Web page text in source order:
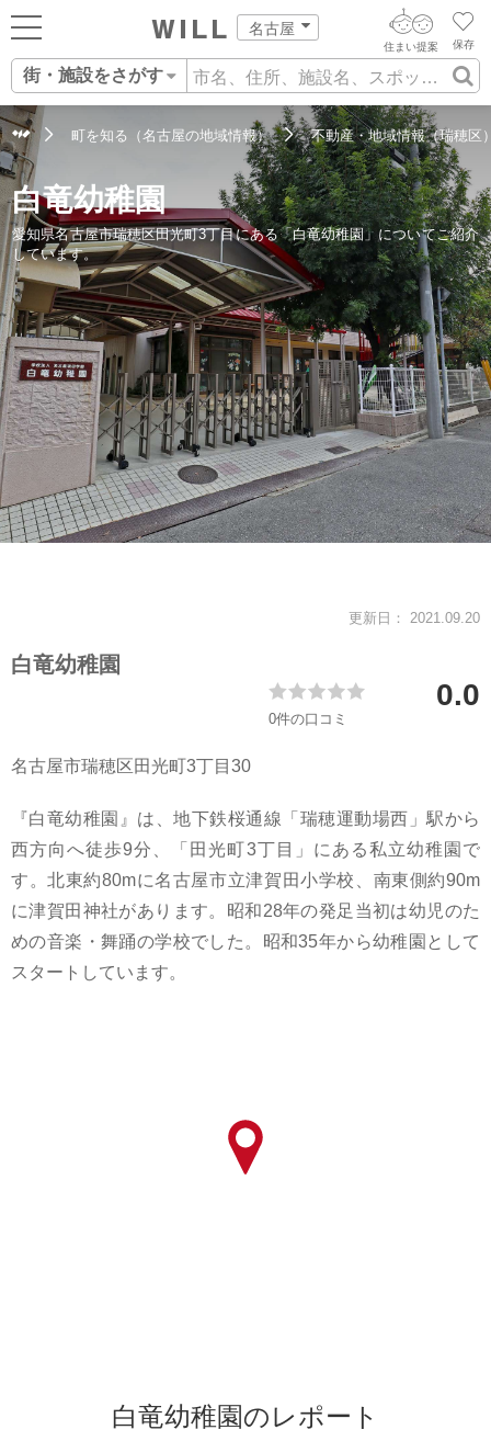
名古屋
ログイン
新規会員登録
住まいをさがす
住まいを売る
住まいをつくる
町を知る
店舗案内
スタッフ紹介
保存
住まい提案
街・施設をさがす
住まいをさがす
自宅の相場をみる
住まい事例をさが
街・施設をさがす
営業所をさがす
スタッフをさがす
AIウィルくんの提案
AI住まい提案を受ける
AI査定・チャット相談する
不動産エージェントの提案
価格査定を依頼する
相場データを依頼する
町を知る（名古屋の地域情報） 不動産・地域情報（瑞穂区
白竜幼稚園
愛知県名古屋市瑞穂区田光町3丁目にある「白竜幼稚園」についてご紹介
しています。
更新日： 2021.09.20
白竜幼稚園
0.0
0件の口コミ
名古屋市瑞穂区田光町3丁目30
『白竜幼稚園』は、地下鉄桜通線「瑞穂運動場西」駅から
西方向へ徒歩9分、「田光町3丁目」にある私立幼稚園で
す。北東約80mに名古屋市立津賀田小学校、南東側約90m
に津賀田神社があります。昭和28年の発足当初は幼児のた
めの音楽・舞踊の学校でした。昭和35年から幼稚園として
スタートしています。
白竜幼稚園のレポート